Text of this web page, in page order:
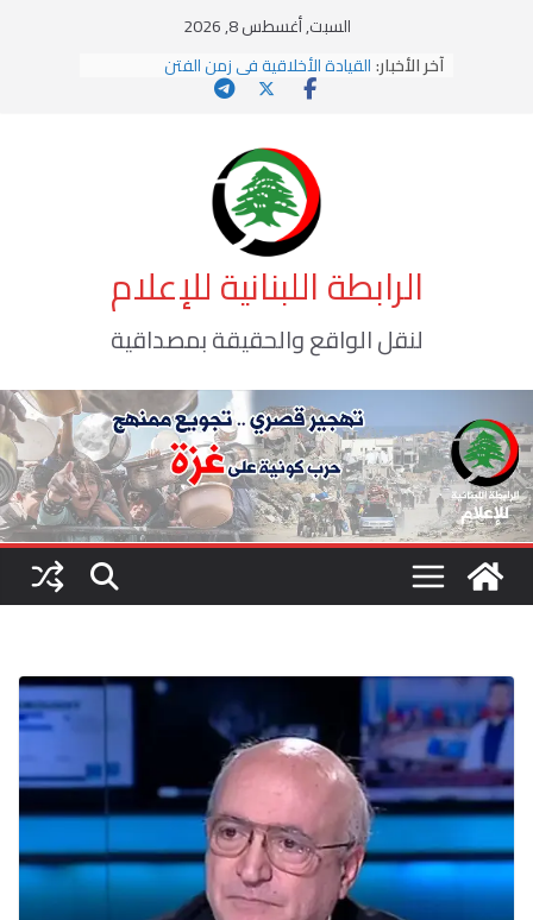
السبت, أغسطس 8, 2026
آخر الأخبار:القيادة الأخلاقية في زمن الفتن
الاستلاب الثقافي وتحديات الهوية الإسلامية
يومَ يَفيضُ العَرَقُ
الرابطة اللبنانية للإعلام
لنقل الواقع والحقيقة بمصداقية